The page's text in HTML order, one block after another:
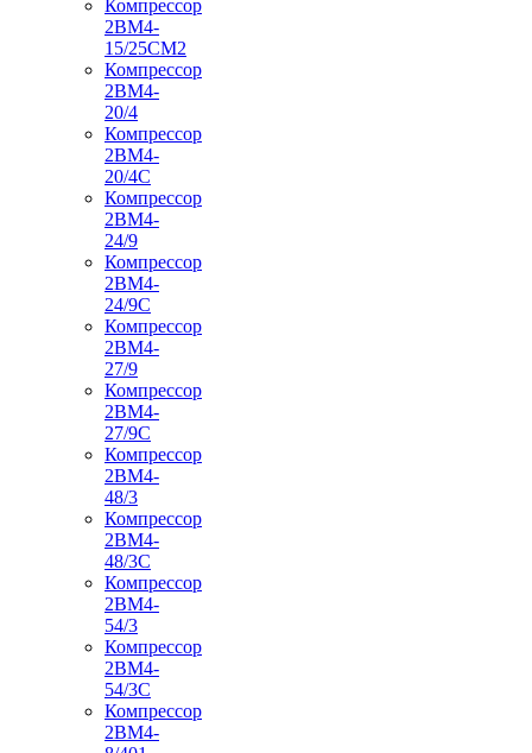
Компрессор
2ВМ4-
15/25СМ2
Компрессор
2ВМ4-
20/4
Компрессор
2ВМ4-
20/4С
Компрессор
2ВМ4-
24/9
Компрессор
2ВМ4-
24/9С
Компрессор
2ВМ4-
27/9
Компрессор
2ВМ4-
27/9С
Компрессор
2ВМ4-
48/3
Компрессор
2ВМ4-
48/3С
Компрессор
2ВМ4-
54/3
Компрессор
2ВМ4-
54/3С
Компрессор
2ВМ4-